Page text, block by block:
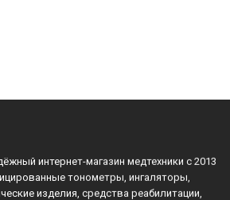
интернет-магазин медтехники с 2013
тонометры, ингаляторы,
изделия, средства реабилитации,